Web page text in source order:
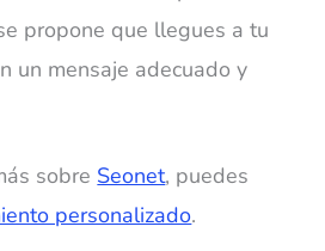
propone que llegues a tu
un mensaje adecuado y
sobre Seonet, puedes
personalizado.